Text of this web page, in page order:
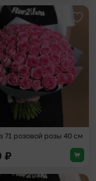
71 розовой розы 40 см
₽